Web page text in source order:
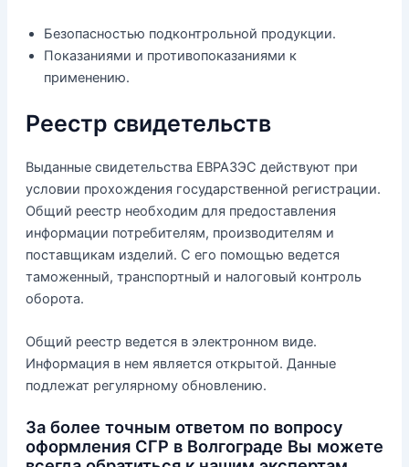
Безопасностью подконтрольной продукции.
Показаниями и противопоказаниями к
применению.
Реестр свидетельств
Выданные свидетельства ЕВРАЗЭС действуют при
условии прохождения государственной регистрации.
Общий реестр необходим для предоставления
информации потребителям, производителям и
поставщикам изделий. С его помощью ведется
таможенный, транспортный и налоговый контроль
оборота.
Общий реестр ведется в электронном виде.
Информация в нем является открытой. Данные
подлежат регулярному обновлению.
За более точным ответом по вопросу
оформления СГР в Волгограде Вы можете